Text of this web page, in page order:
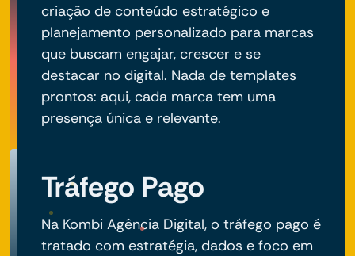
criação de conteúdo estratégico e
planejamento personalizado para marcas
que buscam engajar, crescer e se
destacar no digital. Nada de templates
prontos: aqui, cada marca tem uma
presença única e relevante.
Tráfego Pago
Na Kombi Agência Digital, o tráfego pago é
tratado com estratégia, dados e foco em